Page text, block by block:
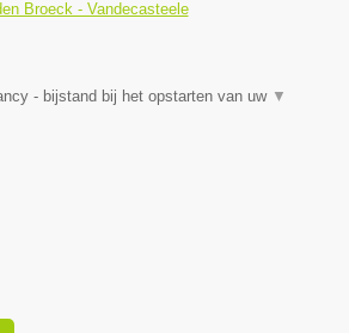
Broeck - Vandecasteele
- bijstand bij het opstarten van uw ▼